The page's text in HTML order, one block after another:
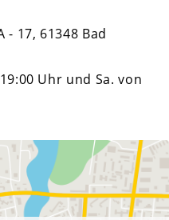
- 17, 61348 Bad
Uhr und Sa. von